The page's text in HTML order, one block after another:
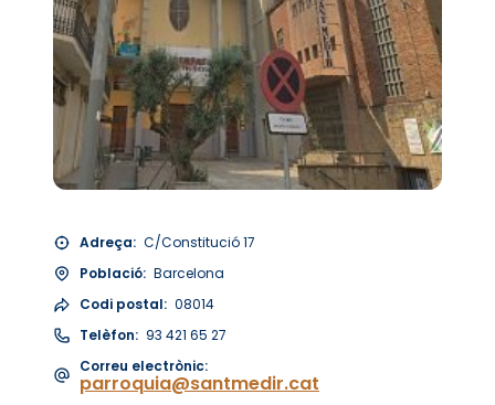
Adreça: C/Constitució 17
Població: Barcelona
Codi postal: 08014
Telèfon: 93 421 65 27
Correu electrònic:
parroquia@santmedir.cat